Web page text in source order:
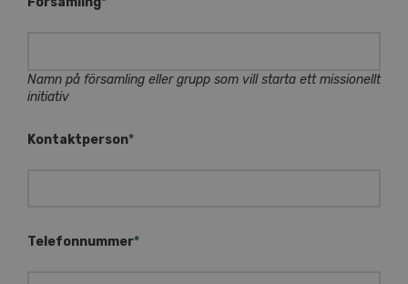
Namn på församling eller grupp som vill starta ett missionellt
initiativ
Kontaktperson*
Telefonnummer*